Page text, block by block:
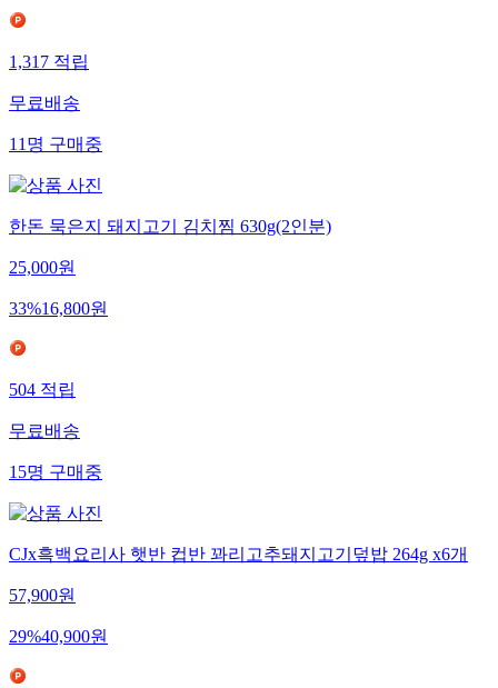
1,317 적립
무료배송
11 명 구매중
한돈 묵은지 돼지고기 김치찜 630g(2인분)
25,000원
33%16,800원
504 적립
무료배송
15명 구매중
CJx흑백요리사 햇반 컵반 꽈리고추돼지고기덮밥 264g x6개
57,900원
29%40,900원